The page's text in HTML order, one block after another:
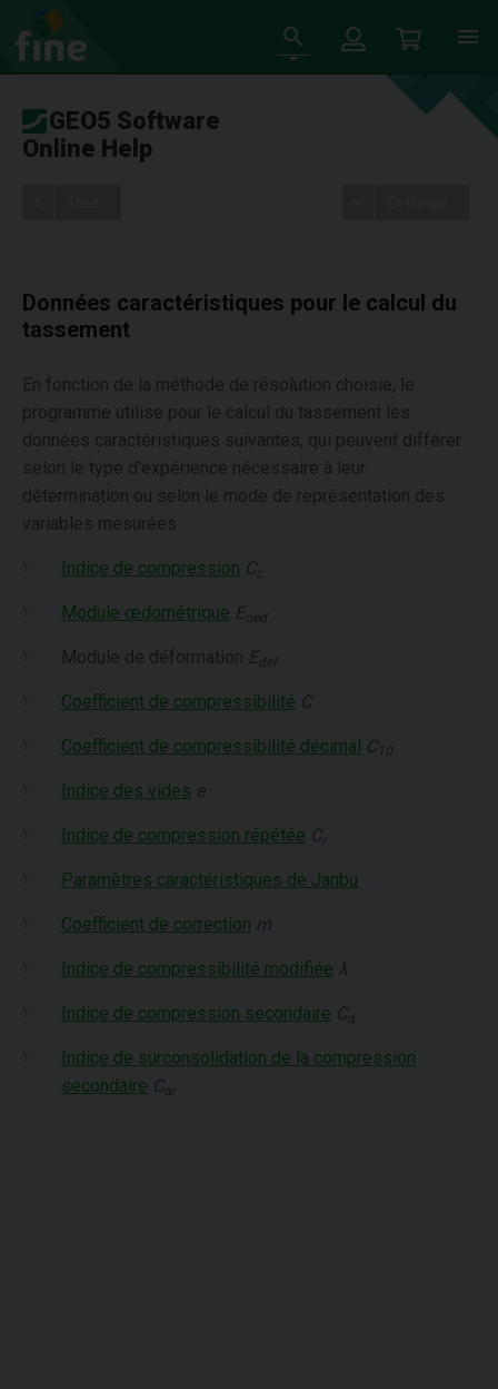
GEO5 Software
Online Help
Données caractéristiques pour le calcul du
tassement
En fonction de la méthode de résolution choisie, le
programme utilise pour le calcul du tassement les
données caractéristiques suivantes, qui peuvent différer
selon le type d'expérience nécessaire à leur
détermination ou selon le mode de représentation des
variables mesurées :
Indice de compression C
Module œdométrique E oed
Module de déformation E def
Coefficient de compressibilité C
Coefficient de compressibilité décimal C 10
Indice des vides e
Indice de compression répétée Cr
Paramètres caractéristiques de Janbu
Coefficient de correction m
Indice de compressibilité modifiée λ
Indice de compression secondaire Cα
Indice de surconsolidation de la compression
secondaire Cαr